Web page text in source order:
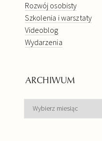
Rozwój osobisty
Szkolenia i warsztaty
Videoblog
Wydarzenia
ARCHIWUM